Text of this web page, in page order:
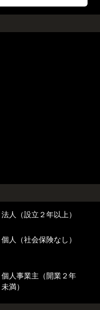
法人（設立２年以上）
個人（社会保険なし）
個人事業主（開業２年
未満）